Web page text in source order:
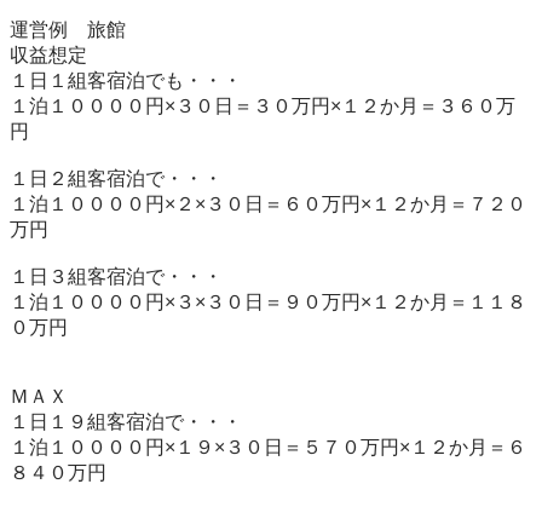
運営例　旅館
収益想定
１日１組客宿泊でも・・・
１泊１００００円×３０日＝３０万円×１２か月＝３６０万
円
１日２組客宿泊で・・・
１泊１００００円×２×３０日＝６０万円×１２か月＝７２０
万円
１日３組客宿泊で・・・
１泊１００００円×３×３０日＝９０万円×１２か月＝１１８
０万円
ＭＡＸ
１日１９組客宿泊で・・・
１泊１００００円×１９×３０日＝５７０万円×１２か月＝６
８４０万円